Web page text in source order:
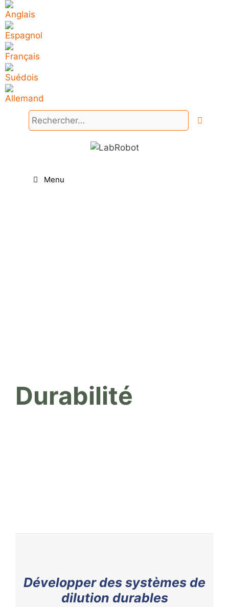
Aller
au
contenu
Rechercher :
Menu
Durabilité
Développer des systèmes de
dilution durables